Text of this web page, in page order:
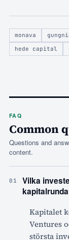
monava
hede capital
FAQ
Common
Questions and
content.
01
Vilka
Kapitalet
Ventures
största